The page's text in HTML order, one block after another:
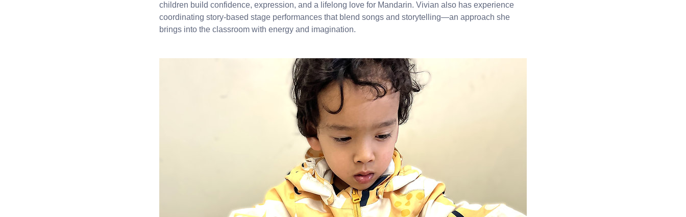
children build confidence, expression, and a lifelong love for Mandarin. Vivian also has experience
coordinating story-based stage performances that blend songs and storytelling—an approach she